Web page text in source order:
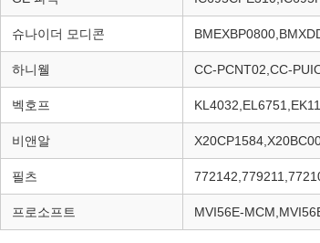
슈나이더 모디콘
하니웰 CC-PCNT02,CC-
벡호프
비앤알
필츠
프로소프트 MVI56E-